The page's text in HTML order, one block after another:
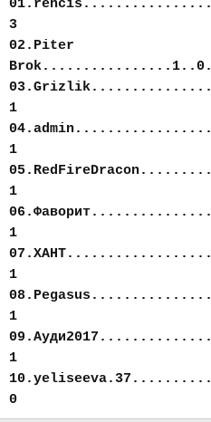
3
02.Piter
1
1
1
1
1
1
1
0